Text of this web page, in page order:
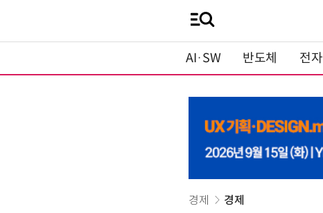
AI·SW 반도체 전자
경제 경제